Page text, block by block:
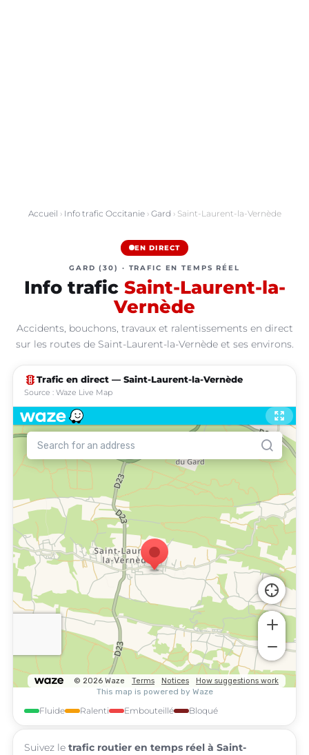
Accueil › Info trafic Occitanie› Gard › Saint-Laurent-la-Vernède
EN DIRECT
GARD (30) · TRAFIC EN TEMPS RÉEL
Info trafic Saint-Laurent-la-
Vernède
Accidents, bouchons, travaux et ralentissements en direct
sur les routes de Saint-Laurent-la-Vernède et ses environs.
traffic Trafic en direct — Saint-Laurent-la-Vernède
Source : Waze Live Map
Fluide Ralenti Embouteillé Bloqué
Suivez le trafic routier en temps réel à Saint-